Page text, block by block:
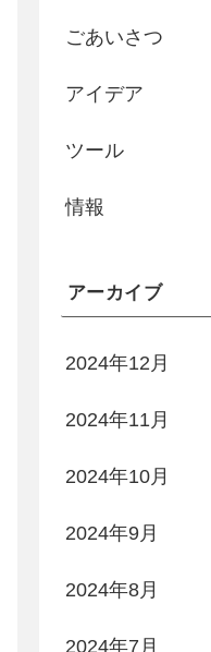
ごあいさつ
アイデア
ツール
情報
アーカイブ
2024年12月
2024年11月
2024年10月
2024年9月
2024年8月
2024年7月